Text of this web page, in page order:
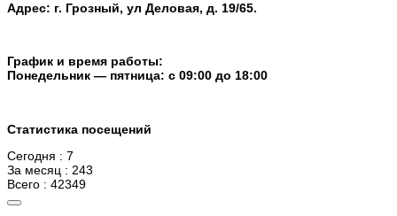
Адрес: г. Грозный, ул Деловая, д. 19/65.
График и время работы:
Понедельник — пятница: с 09:00 до 18:00
Статистика посещений
Сегодня : 7
За месяц : 243
Всего : 42349